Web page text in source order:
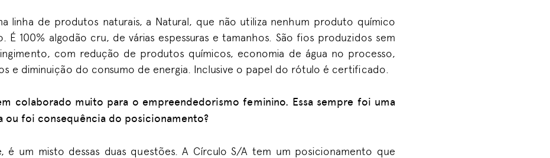
linha de produtos naturais, a Natural, que não utiliza nenhum produto químico
. É 100% algodão cru, de várias espessuras e tamanhos
São fios produzidos sem
com redução de produtos químicos, economia de água no processo,
e diminuição do consumo de energia. Inclusive o papel do rótulo é certificado.
colaborado muito para o empreendedorismo feminino. Essa sempre foi uma
ou foi consequência do posicionamento?
é um misto dessas duas questões. A Círculo S/A tem um posicionamento que